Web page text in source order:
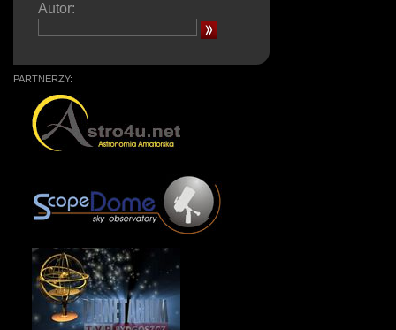
Autor:
PARTNERZY: